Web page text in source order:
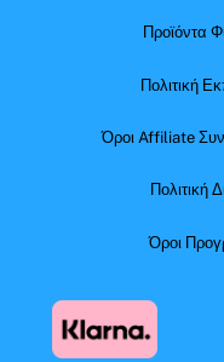
Προϊόντα
Πολιτική
Όροι Affiliate
Πολιτική
Όροι